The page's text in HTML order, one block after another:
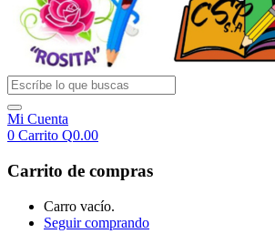
Mi Cuenta
0 Carrito Q0.00
Carrito de compras
Carro vacío.
Seguir comprando